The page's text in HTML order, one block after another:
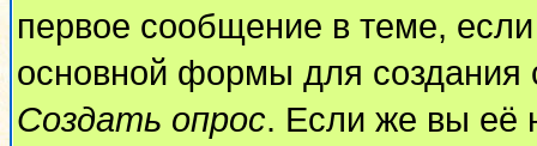
первое сообщение в теме,
основной формы для
Создать опрос. Если же вы её